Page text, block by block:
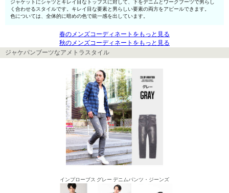
ジャケットにシャツとキレイ目なトップスに対して、下をデニムとワークブーツで男らし
く合わせるスタイルです。キレイ目な要素と男らしい要素の両方をアピールできます。
色については、全体的に暗めの色で統一感を出しています。
春のメンズコーディネートをもっと見る
秋のメンズコーディネートをもっと見る
ジャケパンブーツなアメトラスタイル
インプローブス グレー デニムパンツ・ジーンズ